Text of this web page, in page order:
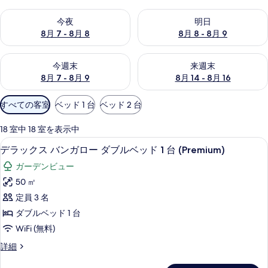
今夜
8月 7 - 8月 8
今夜 8月 7 - 8月 8 の空室状況をチェック
明日
8月 8 - 8月 9
明日 8月 8 - 8月 9 の空室状況
今週末
8月 7 - 8月 9
今週末 8月 7 - 8月 9 の空室状況をチェック
来週末
8月 14 - 8月 16
来週末 8月 14 - 8月 16 の空室
利
用
可
能
な
客
室
の
り
込
み
すべての客室 ベッド 1 台 ベッド 2 台
18 室中 18 室を表示中
デ
ラ
ッ
ク
ス
バ
ガ
デラックス バンガロー ダブルベッ
11
デラックス バンガロー ダブルベッド 1 台 (Premium)
ガーデンビュー
50 ㎡
定員 3 名
ダブルベッド 1 台
WiFi (無料)
詳細
デ